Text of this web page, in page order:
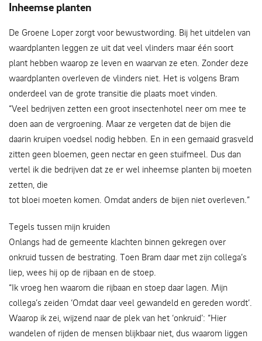
Inheemse planten
De Groene Loper zorgt voor bewustwording. Bij het uitdelen van
waardplanten leggen ze uit dat veel vlinders maar één soort
plant hebben waarop ze leven en waarvan ze eten. Zonder deze
waardplanten overleven de vlinders niet. Het is volgens Bram
onderdeel van de grote transitie die plaats moet vinden.
“Veel bedrijven zetten een groot insectenhotel neer om mee te
doen aan de vergroening. Maar ze vergeten dat de bijen die
daarin kruipen voedsel nodig hebben. En in een gemaaid grasveld
zitten geen bloemen, geen nectar en geen stuifmeel. Dus dan
vertel ik die bedrijven dat ze er wel inheemse planten bij moeten
zetten, die
tot bloei moeten komen. Omdat anders de bijen niet overleven.”
Tegels tussen mijn kruiden
Onlangs had de gemeente klachten binnen gekregen over
onkruid tussen de bestrating. Toen Bram daar met zijn collega’s
liep, wees hij op de rijbaan en de stoep.
“Ik vroeg hen waarom die rijbaan en stoep daar lagen. Mijn
collega’s zeiden ‘Omdat daar veel gewandeld en gereden wordt’.
Waarop ik zei, wijzend naar de plek van het ‘onkruid’: “Hier
wandelen of rijden de mensen blijkbaar niet, dus waarom liggen